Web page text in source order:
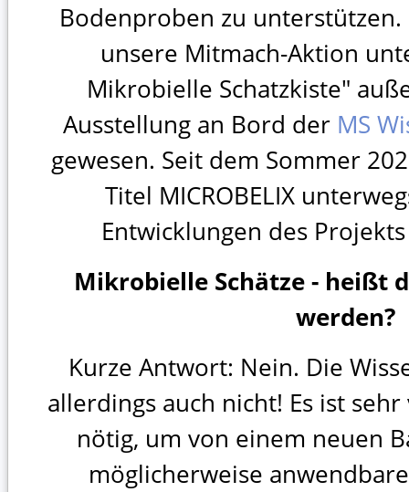
Bodenproben zu
unsere Mitmach-Aktion
Mikrobielle Schatzkiste"
Ausstellung an Bord der MS
gewesen. Seit dem Sommer
Titel MICROBELIX
Entwicklungen des
Mikrobielle Schätze - heißt
werden?
Kurze Antwort: Nein. Die
allerdings auch nicht! Es ist
nötig, um von einem neuen
möglicherweise